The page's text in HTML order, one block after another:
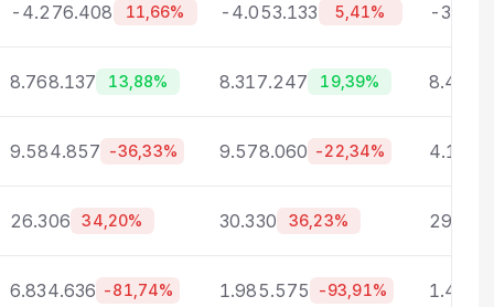
-4.276.408 11,66% -4.053.133 5,41% -
8.768.137 13,88% 8.317.247 19,39%
9.584.857 -36,33% 9.578.060 -22,34%
26.306 34,20% 30.330 36,23% 29.045
6.834.636 -81,74% 1.985.575 -93,91%